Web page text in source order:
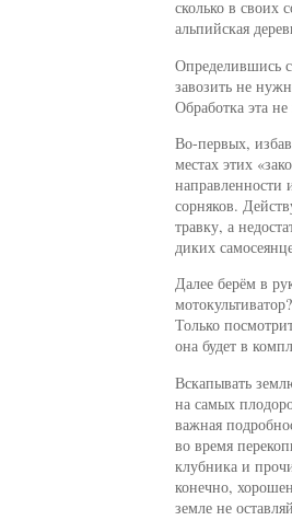
сколько в своих
альпийская
Определившись
завозить не
Обработка эта не
Во-первых,
местах этих
направленности
сорняков.
травку, а
диких
Далее берём в
Только
она будет в
Вскапывать
на самых
важная
во время
клубника и
конечно,
земле не